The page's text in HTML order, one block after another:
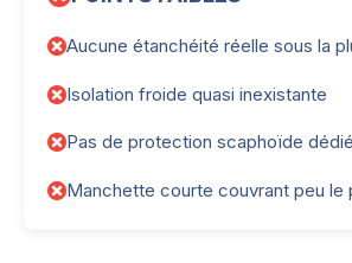
Aucune étanchéité réelle sous la
Isolation froide quasi inexistante
Pas de protection scaphoïde
Manchette courte couvrant peu le